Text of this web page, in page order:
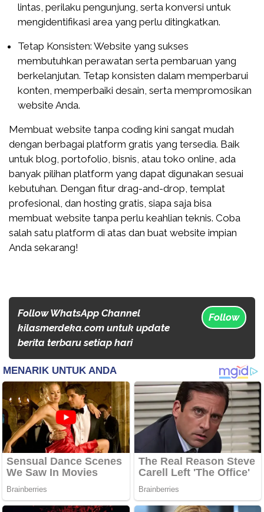
lintas, perilaku pengunjung, serta konversi untuk
mengidentifikasi area yang perlu ditingkatkan.
Tetap Konsisten: Website yang sukses
membutuhkan perawatan serta pembaruan yang
berkelanjutan. Tetap konsisten dalam memperbarui
konten, memperbaiki desain, serta mempromosikan
website Anda.
Membuat website tanpa coding kini sangat mudah
dengan berbagai platform gratis yang tersedia. Baik
untuk blog, portofolio, bisnis, atau toko online, ada
banyak pilihan platform yang dapat digunakan sesuai
kebutuhan. Dengan fitur drag-and-drop, templat
profesional, dan hosting gratis, siapa saja bisa
membuat website tanpa perlu keahlian teknis. Coba
salah satu platform di atas dan buat website impian
Anda sekarang!
Follow WhatsApp Channel
kilasmerdeka.com untuk update
berita terbaru setiap hari
Follow